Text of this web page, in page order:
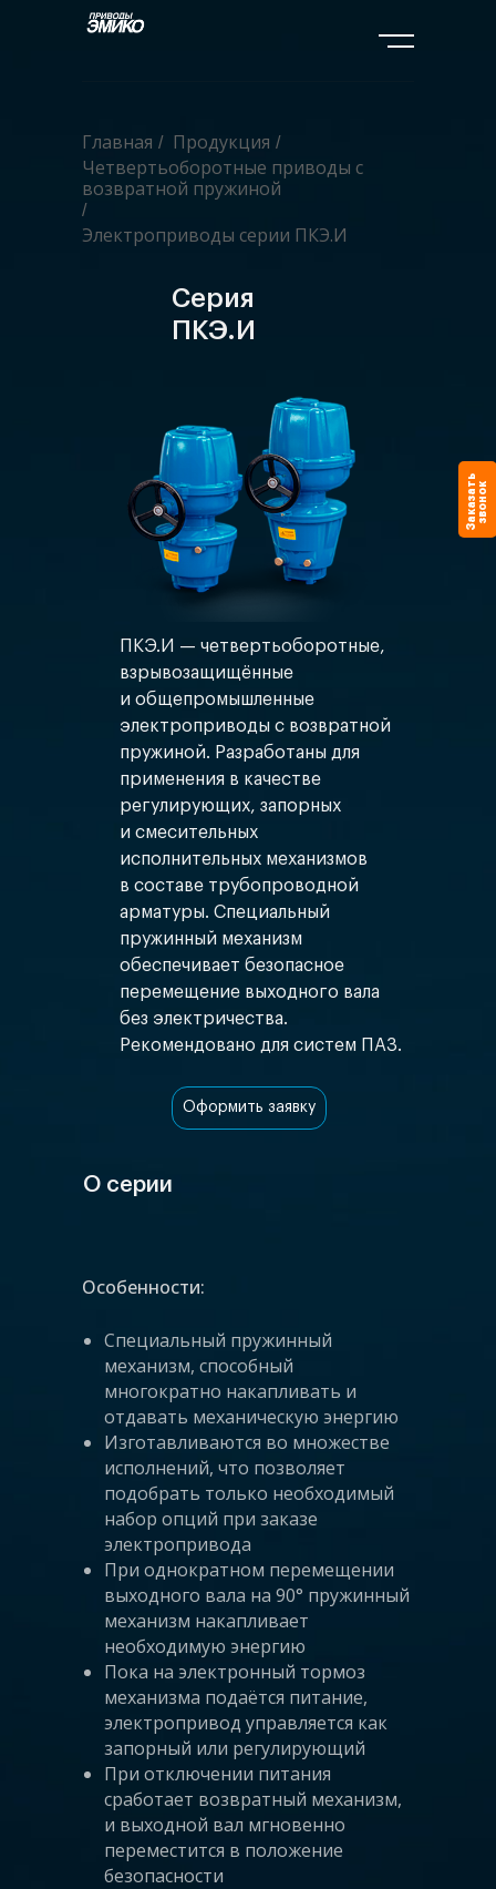
Главная / Продукция /
Четвертьоборотные приводы с
возвратной пружиной
/
Электроприводы серии ПКЭ.И
ПКЭ.И — четвертьоборотные,
взрывозащищённые
и общепромышленные
электроприводы с возвратной
пружиной. Разработаны для
применения в качестве
регулирующих, запорных
и смесительных
исполнительных механизмов
в составе трубопроводной
арматуры. Специальный
пружинный механизм
обеспечивает безопасное
перемещение выходного вала
без электричества.
Рекомендовано для систем ПАЗ.
Серия
ПКЭ.И
Оформить заявку
О серии
Особенности:
Специальный пружинный
механизм, способный
многократно накапливать и
отдавать механическую энергию
Изготавливаются во множестве
исполнений, что позволяет
подобрать только необходимый
набор опций при заказе
электропривода
При однократном перемещении
выходного вала на 90° пружинный
механизм накапливает
необходимую энергию
Пока на электронный тормоз
механизма подаётся питание,
электропривод управляется как
запорный или регулирующий
При отключении питания
сработает возвратный механизм,
и выходной вал мгновенно
переместится в положение
безопасности
З
а
к
а
з
ат
ь
з
в
о
н
ок